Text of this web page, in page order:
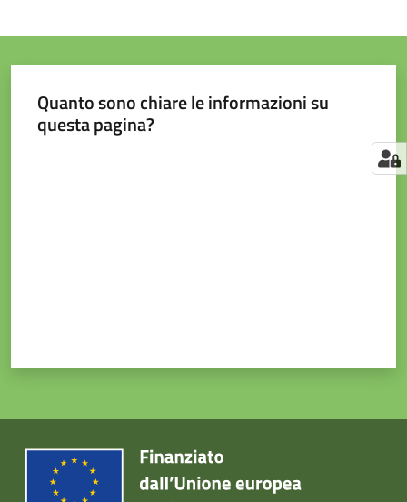
Quanto sono chiare le informazioni su
questa pagina?